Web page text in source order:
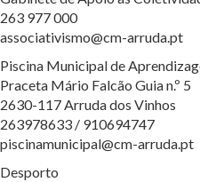
263 977 000
associativismo@cm-arruda.pt
Piscina Municipal de
Praceta Mário Falcão Guia n.º 5
2630-117 Arruda dos Vinhos
263978633 / 910694747
piscinamunicipal@cm-arruda.pt
Desporto